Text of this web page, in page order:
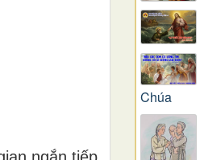
ngắn tiếp
Chúa